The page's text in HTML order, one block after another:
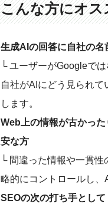
こんな方にオス
生成AIの回答に自社の名
└ ユーザーがGoogleで
自社がAIにどう見られ
します。
Web上の情報が古かっ
安な方
└ 間違った情報や一貫
略的にコントロールし、
SEOの次の打ち手とし